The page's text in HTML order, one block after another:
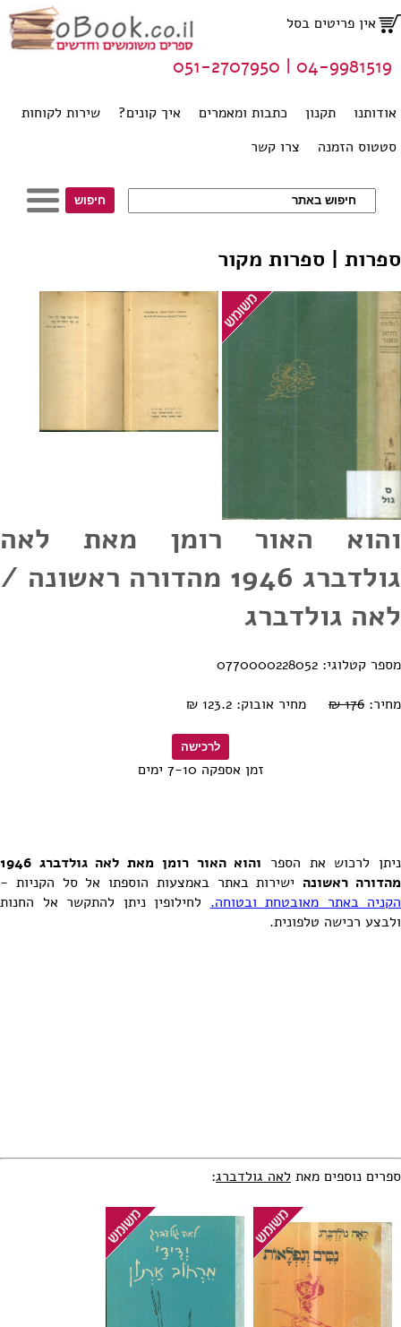
אין פריטים בסל
אודותנו תקנון כתבות ומאמרים איך קונים?
שירות לקוחות
סטטוס הזמנה
צרו קשר
04-9981519 | 051-2707950
ספרות | ספרות מקור
והוא האור רומן מאת לאה
גולדברג 1946 מהדורה ראשונה /
לאה גולדברג
מספר קטלוגי: 0770000228052
מחיר: 176 ₪ מחיר אובוק: 123.2 ₪
זמן אספקה 7-10 ימים
ניתן לרכוש את הספר
והוא האור רומן מאת לאה גולדברג 1946
מהדורה ראשונה ישירות באתר באמצעות הוספתו אל סל הקניות -
הקניה באתר מאובטחת ובטוחה. לחילופין ניתן להתקשר אל החנות
ולבצע רכישה טלפונית.
ספרים נוספים מאת לאה גולדברג: